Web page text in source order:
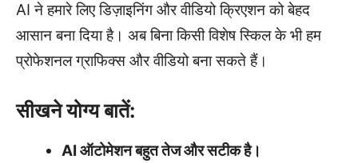
AI ने हमारे लिए डिज़ाइनिंग और वीडियो क्रिएशन को बेहद
आसान बना दिया है। अब बिना किसी विशेष स्किल के भी हम
प्रोफेशनल ग्राफिक्स और वीडियो बना सकते हैं।
सीखने योग्य बातें:
AI ऑटोमेशन बहुत तेज और सटीक है।